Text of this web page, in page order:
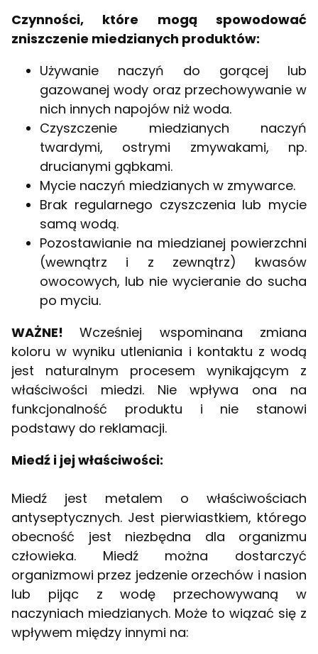
Czynności, które mogą spowodować
zniszczenie miedzianych produktów:
Używanie naczyń do gorącej lub
gazowanej wody oraz przechowywanie w
nich innych napojów niż woda.
Czyszczenie miedzianych naczyń
twardymi, ostrymi zmywakami, np.
drucianymi gąbkami.
Mycie naczyń miedzianych w zmywarce.
Brak regularnego czyszczenia lub mycie
samą wodą.
Pozostawianie na miedzianej powierzchni
(wewnątrz i z zewnątrz) kwasów
owocowych, lub nie wycieranie do sucha
po myciu.
WAŻNE!Wcześniej wspominana
zmiana
koloru w wyniku utleniania i kontaktu z wodą
jest naturalnym procesem wynikającym z
właściwości miedzi. Nie wpływa ona na
funkcjonalność produktu i nie stanowi
podstawy do reklamacji.
Miedź i jej właściwości:
Miedź jest metalem o właściwościach
antyseptycznych. Jest pierwiastkiem, którego
obecność jest niezbędna dla organizmu
człowieka. Miedź można dostarczyć
organizmowi przez jedzenie orzechów i nasion
lub pijąc z wodę przechowywaną w
naczyniach miedzianych. Może to wiązać się z
wpływem między innymi na: